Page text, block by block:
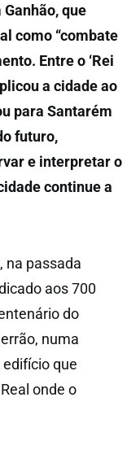
que
como “combate
Entre o ‘Rei
a cidade ao
para Santarém
futuro,
e interpretar o
continue a
na passada
aos 700
do
numa
que
onde o